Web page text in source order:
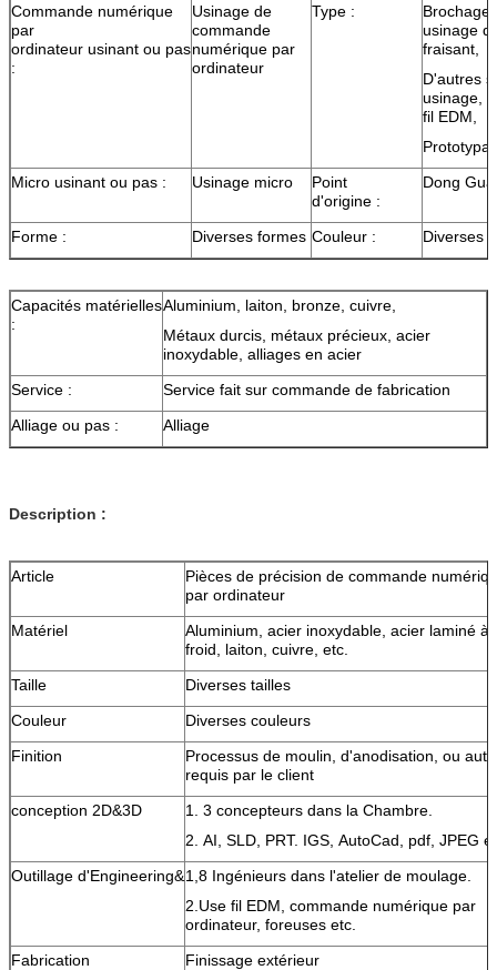
Commande numérique
par
ordinateur usinant ou pas
:
Usinage de
commande
numérique par
ordinateur
Type :
usinage
fraisant,
D'autres
usinage,
fil EDM,
Micro usinant ou pas :
Usinage micro
Point
d'origine :
Dong
Forme : Diverses formes Couleur : Diverses
Capacités matérielles
:
Aluminium, laiton, bronze, cuivre,
Métaux durcis, métaux précieux, acier
inoxydable, alliages en acier
Service :
Service fait sur commande de fabrication
Alliage ou pas :
Alliage
Description :
Article
Pièces de précision de commande
par ordinateur
Matériel
Aluminium, acier inoxydable, acier laminé à
froid, laiton, cuivre, etc.
Taille
Diverses tailles
Couleur
Diverses couleurs
Finition
Processus de moulin, d'anodisation, ou
requis par le client
conception 2D&3D
1. 3 concepteurs dans la Chambre.
2. AI, SLD, PRT. IGS, AutoCad, pdf, JPEG
Outillage d'Engineering&1,8 Ingénieurs dans l'atelier de moulage.
2.Use fil EDM, commande numérique par
ordinateur, foreuses etc.
Fabrication
Finissage extérieur